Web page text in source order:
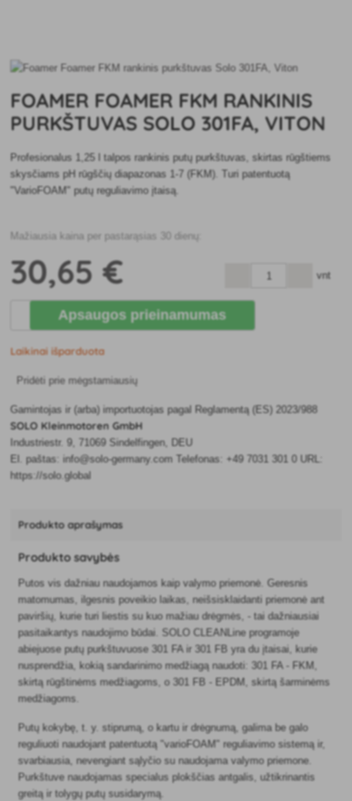
FOAMER FOAMER FKM RANKINIS
PURKŠTUVAS SOLO 301FA, VITON
Profesionalus 1,25 l talpos rankinis putų purkštuvas, skirtas rūgštiems
skysčiams pH rūgščių diapazonas 1-7 (FKM). Turi patentuotą
"VarioFOAM" putų reguliavimo įtaisą.
Mažiausia kaina per pastarąsias 30 dienų:
30,65 € vnt
Apsaugos prieinamumas
Laikinai išparduota
Pridėti prie mėgstamiausių
Gamintojas ir (arba) importuotojas pagal Reglamentą (ES) 2023/988
SOLO Kleinmotoren GmbH
Industriestr. 9, 71069 Sindelfingen, DEU
El. paštas: info@solo-germany.com Telefonas: +49 7031 301 0 URL:
https://solo.global
Produkto aprašymas
Produkto savybės
Putos vis dažniau naudojamos kaip valymo priemonė. Geresnis
matomumas, ilgesnis poveikio laikas, neišsisklaidanti priemonė ant
paviršių, kurie turi liestis su kuo mažiau drėgmės, - tai dažniausiai
pasitaikantys naudojimo būdai. SOLO CLEANLine programoje
abiejuose putų purkštuvuose 301 FA ir 301 FB yra du įtaisai, kurie
nusprendžia, kokią sandarinimo medžiagą naudoti: 301 FA - FKM,
skirtą rūgštinėms medžiagoms, o 301 FB - EPDM, skirtą šarminėms
medžiagoms.
Putų kokybę, t. y. stiprumą, o kartu ir drėgnumą, galima be galo
reguliuoti naudojant patentuotą "varioFOAM" reguliavimo sistemą ir,
svarbiausia, nevengiant sąlyčio su naudojama valymo priemone.
Purkštuve naudojamas specialus plokščias antgalis, užtikrinantis
greitą ir tolygų putų susidarymą.